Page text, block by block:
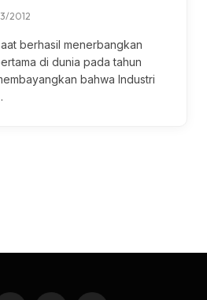
2012
berhasil menerbangkan
di dunia pada tahun
bahwa Industri